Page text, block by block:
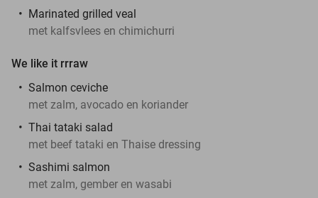
Marinated grilled veal
met kalfsvlees en chimichurri
We like it rrraw
Salmon ceviche
met zalm, avocado en koriander
Thai tataki salad
met beef tataki en Thaise dressing
Sashimi salmon
met zalm, gember en wasabi